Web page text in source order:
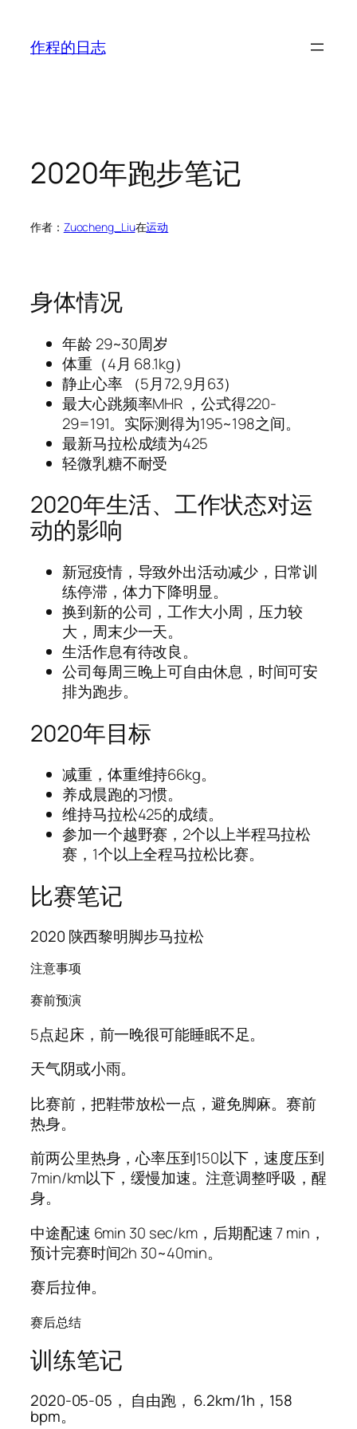
作程的日志
2020年跑步笔记
作者： Zuocheng_Liu在运动
身体情况
年龄 29~30周岁
体重（4月 68.1kg）
静止心率 （5月72,9月63）
最大心跳频率MHR ，公式得220-
29=191。实际测得为195~198之间。
最新马拉松成绩为425
轻微乳糖不耐受
2020年生活、工作状态对运
动的影响
新冠疫情，导致外出活动减少，日常训
练停滞，体力下降明显。
换到新的公司，工作大小周，压力较
大，周末少一天。
生活作息有待改良。
公司每周三晚上可自由休息，时间可安
排为跑步。
2020年目标
减重，体重维持66kg。
养成晨跑的习惯。
维持马拉松425的成绩。
参加一个越野赛，2个以上半程马拉松
赛，1个以上全程马拉松比赛。
比赛笔记
2020 陕西黎明脚步马拉松
注意事项
赛前预演
5点起床，前一晚很可能睡眠不足。
天气阴或小雨。
比赛前，把鞋带放松一点，避免脚麻。赛前
热身。
前两公里热身，心率压到150以下，速度压到
7min/km以下，缓慢加速。注意调整呼吸，醒
身。
中途配速 6min 30 sec/km，后期配速 7 min，
预计完赛时间2h 30~40min。
赛后拉伸。
赛后总结
训练笔记
2020-05-05， 自由跑， 6.2km/1h，158
bpm。